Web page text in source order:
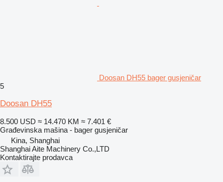
Doosan DH55 bager gusjeničar
5
Doosan DH55
8.500 USD ≈ 14.470 KM ≈ 7.401 €
Građevinska mašina - bager gusjeničar
Kina, Shanghai
Shanghai Aite Machinery Co.,LTD
Kontaktirajte prodavca